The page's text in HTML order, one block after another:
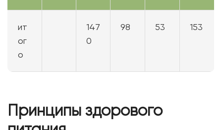
ит
ог
о
147
0
98 53 153
Принципы здорового